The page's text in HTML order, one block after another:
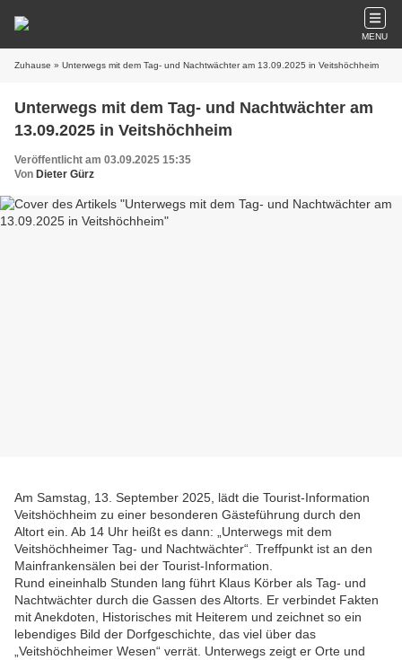
MENU
Zuhause » Unterwegs mit dem Tag- und Nachtwächter am 13.09.2025 in Veitshöchheim
Unterwegs mit dem Tag- und Nachtwächter am
13.09.2025 in Veitshöchheim
Veröffentlicht am 03.09.2025 15:35
Von Dieter Gürz
Am Samstag, 13. September 2025, lädt die Tourist-Information
Veitshöchheim zu einer besonderen Gästeführung durch den
Altort ein. Ab 14 Uhr heißt es dann: „Unterwegs mit dem
Veitshöchheimer Tag- und Nachtwächter“. Treffpunkt ist an den
Mainfrankensälen bei der Tourist-Information.
Rund eineinhalb Stunden lang führt Klaus Körber als Tag- und
Nachtwächter durch die Gassen des Altorts. Er verbindet Fakten
mit Anekdoten, Historisches mit Heiterem und zeichnet so ein
lebendiges Bild der Dorfgeschichte, das viel über das
„Veitshöchheimer Wesen“ verrät. Unterwegs zeigt er Orte und